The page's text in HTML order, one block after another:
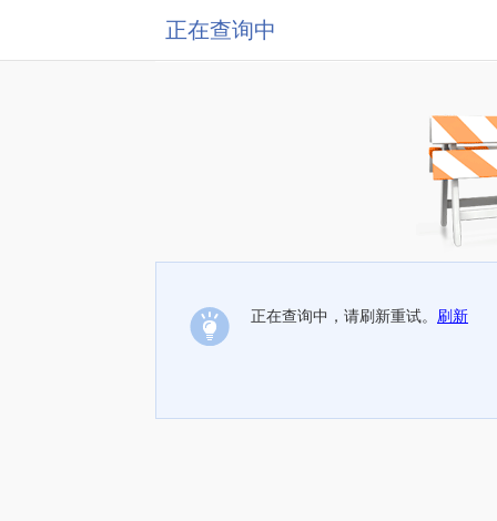
正在查询中
正在查询中，请刷新重试。 刷新